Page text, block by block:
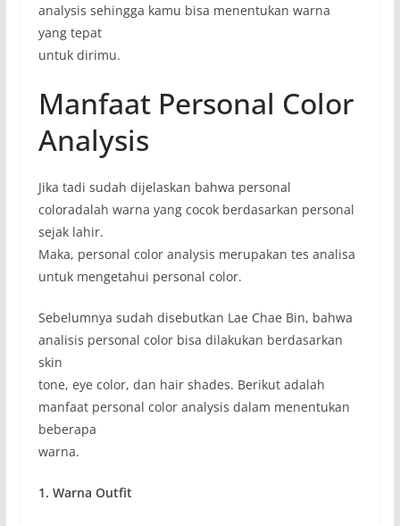
analysis sehingga kamu bisa menentukan warna
yang tepat
untuk dirimu.
Manfaat Personal Color
Analysis
Jika tadi sudah dijelaskan bahwa personal
coloradalah warna yang cocok berdasarkan personal
sejak lahir.
Maka, personal color analysis merupakan tes analisa
untuk mengetahui personal color.
Sebelumnya sudah disebutkan Lae Chae Bin, bahwa
analisis personal color bisa dilakukan berdasarkan
skin
tone, eye color, dan hair shades. Berikut adalah
manfaat personal color analysis dalam menentukan
beberapa
warna.
1. Warna Outfit